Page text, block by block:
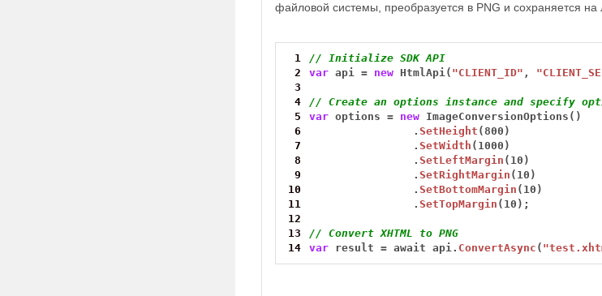
файловой системы, преобразуется в PNG и сохраняется
1
// Initialize SDK API
2
var api = new HtmlApi( "CLIENT_ID" ,
3
4
// Create an options instance and specify
5
var options = new ImageConversionOptions()
6
.SetHeight (800)
7
.SetWidth (1000)
8
.SetLeftMargin (10)
9
.SetRightMargin (10)
10
.SetBottomMargin (10)
11
.SetTopMargin (10);
12
13
// Convert XHTML to PNG
14
var result = await api. ConvertAsync (